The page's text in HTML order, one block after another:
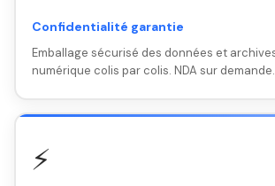
Confidentialité garantie
Emballage sécurisé des données et
numérique colis par colis. NDA sur demande.
⚡